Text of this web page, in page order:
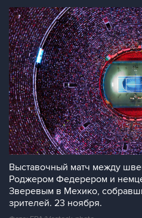
Выставочный матч между
Роджером Федерером и
Зверевым в Мехико,
зрителей. 23 ноября.